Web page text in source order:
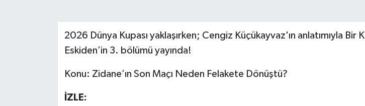
2026 Dünya Kupası yaklaşırken; Cengiz Küçükayvaz'ın anlatımıyla Bir
Eskiden’in 3. bölümü yayında!
Konu: Zidane’ın Son Maçı Neden Felakete Dönüştü?
İZLE: